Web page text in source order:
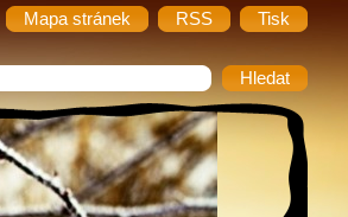
Mapa stránek RSS Tisk